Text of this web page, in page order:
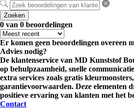
Zoeken
0 van 0 beoordelingen
Er komen geen beoordelingen overeen
Advies nodig?
De klantenservice van MD Kunststof
op behulpzaamheid, snelle
extra services zoals gratis
garantievoorwaarden. Deze elementen
positieve ervaring van klanten met het
Contact